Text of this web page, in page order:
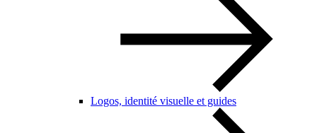
Logos, identité visuelle et guides